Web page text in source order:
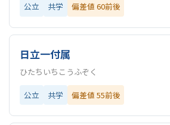
公立 共学 偏差値 60前後
日立一付属
ひたちいちこうふぞく
公立 共学 偏差値 55前後